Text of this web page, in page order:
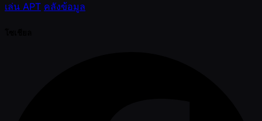
เล่น APT คลังข้อมูล